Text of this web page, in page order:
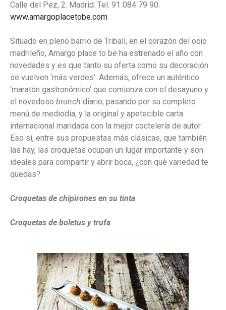
Calle del Pez, 2. Madrid. Tel. 91 084 79 90.
www.amargoplacetobe.com
Situado en pleno barrio de Triball, en el corazón del ocio
madrileño, Amargo place to be ha estrenado el año con
novedades y es que tanto su oferta como su decoración
se vuelven ‘más verdes’. Además, ofrece un auténtico
‘maratón gastronómico’ que comienza con el desayuno y
el novedoso brunch diario, pasando por su completo
menú de mediodía, y la original y apetecible carta
internacional maridada con la mejor coctelería de autor.
Eso sí, entre sus propuestas más clásicas, que también
las hay, las croquetas ocupan un lugar importante y son
ideales para compartir y abrir boca, ¿con qué variedad te
quedas?
Croquetas de chipirones en su tinta
Croquetas de boletus y trufa